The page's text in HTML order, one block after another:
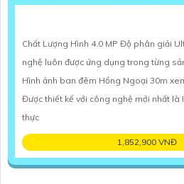
Chất Lượng Hình 4.0 MP Độ phân giải
nghệ luôn được ứng dụng trong từng
Hình ảnh ban đêm Hồng Ngoại 30m
Được thiết kế với công nghệ mới nhất là
thực
1,852,900 VNĐ